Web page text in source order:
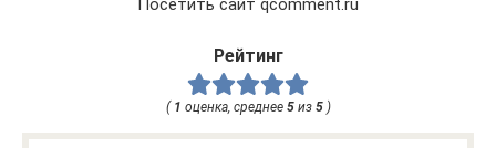
Рейтинг
( 1 оценка, среднее 5из 5)